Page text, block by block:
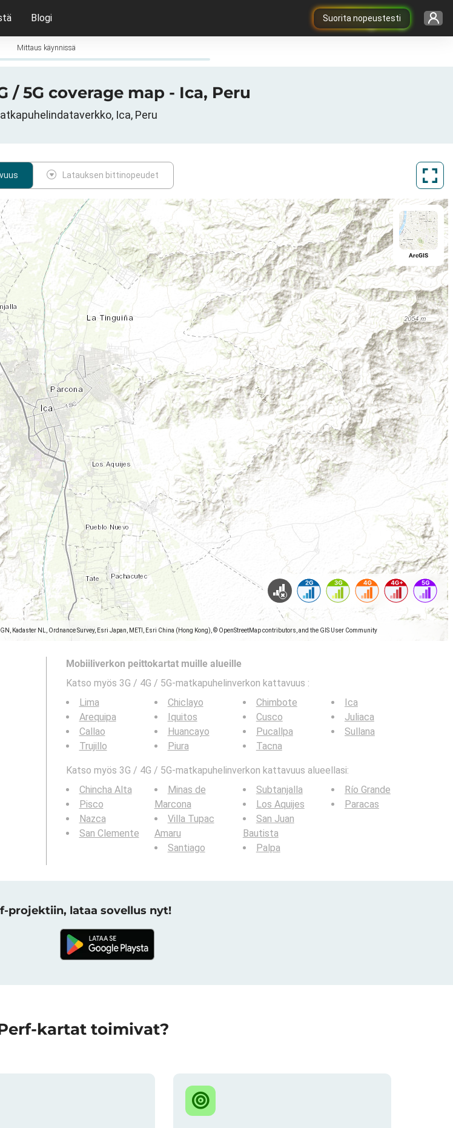
Suorita nopeustesti
Blogi
Mittaus käynnissä
/ 5G coverage map - Ica, Peru
Ica, Peru
Latauksen bittinopeudet
Kadaster NL, Ordnance Survey, Esri Japan, METI, Esri China (Hong Kong), © OpenStreetMap contributors, and the GIS User Community
ArcGIS
Mobiiliverkon peittokartat muille alueille
Katso myös 3G / 4G / 5G-matkapuhelinverkon kattavuus :
Lima
Arequipa
Callao
Trujillo
Chiclayo
Iquitos
Huancayo
Piura
Chimbote
Cusco
Pucallpa
Tacna
Ica
Juliaca
Sullana
Katso myös 3G / 4G / 5G-matkapuhelinverkon kattavuus alueellasi:
Chincha Alta
Pisco
Nazca
San Clemente
Minas de
Marcona
Villa Tupac
Amaru
Santiago
Subtanjalla
Los Aquijes
San Juan
Bautista
Palpa
Río Grande
Paracas
projektiin, lataa sovellus nyt!
kartat toimivat?